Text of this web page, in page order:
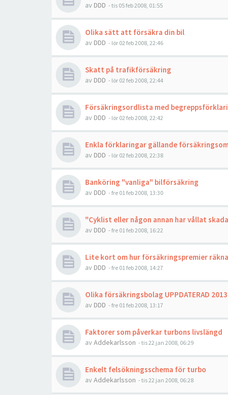
av DDD - tis 05 feb 2008, 01:55
Olika sätt att försäkra din bil
av DDD - lör 02 feb 2008, 22:46
Skatt på trafikförsäkring
av DDD - lör 02 feb 2008, 22:44
Försäkringsordlista med
av DDD - lör 02 feb 2008, 22:42
Enkla förklaringar gällande
av DDD - lör 02 feb 2008, 22:38
Banköring "vanliga" bilförsäkring
av DDD - fre 01 feb 2008, 13:30
"Cyklist eller någon annan har vållat
av DDD - fre 01 feb 2008, 16:22
Lite kort om hur försäkringspremier
av DDD - fre 01 feb 2008, 14:27
Olika försäkringsbolag UPPDATERAD
av DDD - fre 01 feb 2008, 13:17
Faktorer som påverkar turbons livslängd
av Addekarlsson - tis 22 jan 2008, 06:29
Enkelt felsökningsschema för turbo
av Addekarlsson - tis 22 jan 2008, 06:28